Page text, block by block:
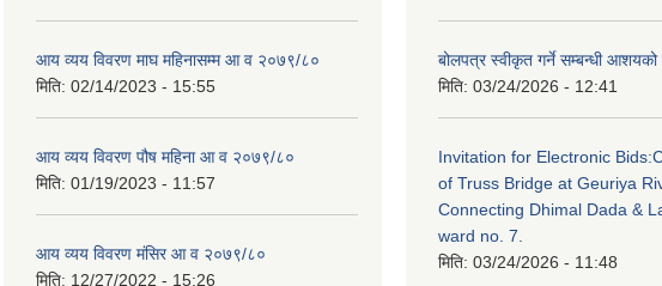
आय व्यय विवरण माघ महिनासम्म आ व २०७९/८०
मिति: 02/14/2023 - 15:55
आय व्यय विवरण पौष महिना आ व २०७९/८०
मिति: 01/19/2023 - 11:57
आय व्यय विवरण मंसिर आ व २०७९/८०
मिति: 12/27/2022 - 15:26
बोलपत्र स्वीकृत गर्ने सम्बन्धी
मिति: 03/24/2026 - 12:41
Invitation for Electronic
of Truss Bridge at Geuriya
Connecting Dhimal Dada &
ward no. 7.
मिति: 03/24/2026 - 11:48